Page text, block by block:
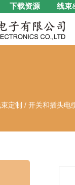
下载资源 线束
定制 /开关和插头电